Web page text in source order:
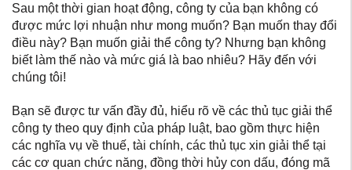
Sau một thời gian hoạt động, công ty của bạn không có
được mức lợi nhuận như mong muốn? Bạn muốn thay đổi
điều này? Bạn muốn giải thể công ty? Nhưng bạn không
biết làm thế nào và mức giá là bao nhiêu? Hãy đến với
chúng tôi!
Bạn sẽ được tư vấn đầy đủ, hiểu rõ về các thủ tục giải thể
công ty theo quy định của pháp luật, bao gồm thực hiện
các nghĩa vụ về thuế, tài chính, các thủ tục xin giải thể tại
các cơ quan chức năng, đồng thời hủy con dấu, đóng mã